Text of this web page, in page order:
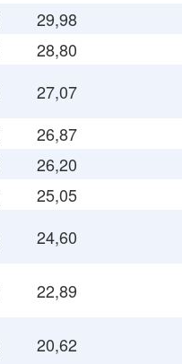
29,98
28,80
27,07
26,87
26,20
25,05
24,60
22,89
20,62